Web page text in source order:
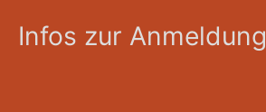
Infos zur Anmeldung